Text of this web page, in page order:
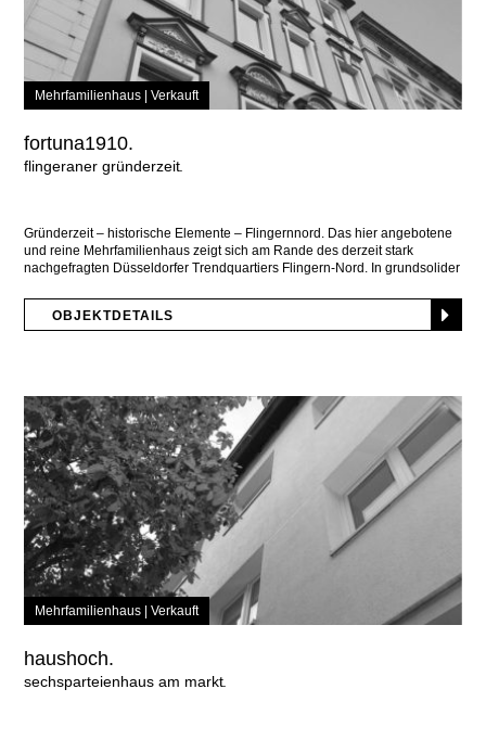
Mehrfamilienhaus | Verkauft
fortuna1910.
flingeraner gründerzeit
Gründerzeit – historische Elemente – Flingernnord. Das hier angebotene
und reine Mehrfamilienhaus zeigt sich am Rande des derzeit stark
nachgefragten Düsseldorfer Trendquartiers Flingern-Nord. In grundsolider
OBJEKTDETAILS
Mehrfamilienhaus | Verkauft
haushoch.
sechsparteienhaus am markt